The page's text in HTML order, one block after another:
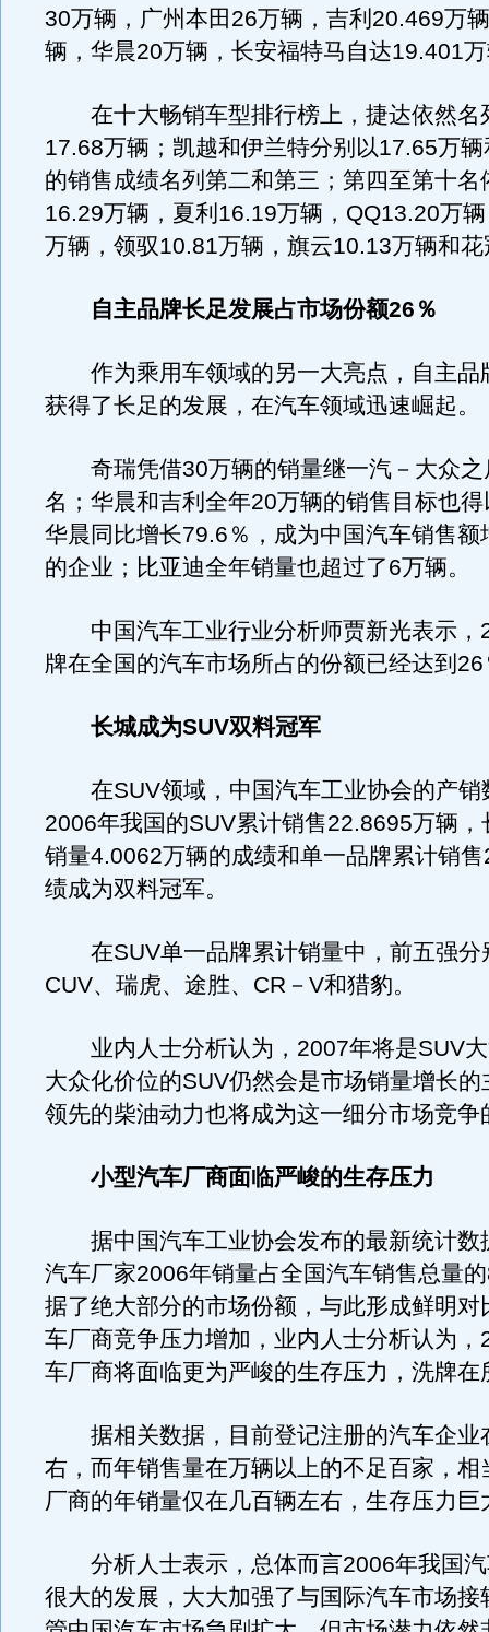
30万辆，广州本田26万辆，吉利20.469万
辆，华晨20万辆，长安福特马自达19.401
在十大畅销车型排行榜上，捷达依然名
17.68万辆；凯越和伊兰特分别以17.65万
的销售成绩名列第二和第三；第四至第十名
16.29万辆，夏利16.19万辆，QQ13.20万
万辆，领驭10.81万辆，旗云10.13万辆和
自主品牌长足发展占市场份额26％
作为乘用车领域的另一大亮点，自主品
获得了长足的发展，在汽车领域迅速崛起。
奇瑞凭借30万辆的销量继一汽－大众之
名；华晨和吉利全年20万辆的销售目标也
华晨同比增长79.6％，成为中国汽车销售额
的企业；比亚迪全年销量也超过了6万辆。
中国汽车工业行业分析师贾新光表示，
牌在全国的汽车市场所占的份额已经达到26
长城成为SUV双料冠军
在SUV领域，中国汽车工业协会的产销
2006年我国的SUV累计销售22.8695万辆，
销量4.0062万辆的成绩和单一品牌累计销
绩成为双料冠军。
在SUV单一品牌累计销量中，前五强分
CUV、瑞虎、途胜、CR－V和猎豹。
业内人士分析认为，2007年将是SUV大
大众化价位的SUV仍然会是市场销量增长
领先的柴油动力也将成为这一细分市场竞争
小型汽车厂商面临严峻的生存压力
据中国汽车工业协会发布的最新统计数
汽车厂家2006年销量占全国汽车销售总量
据了绝大部分的市场份额，与此形成鲜明对
车厂商竞争压力增加，业内人士分析认为
车厂商将面临更为严峻的生存压力，洗牌在
据相关数据，目前登记注册的汽车企业
右，而年销售量在万辆以上的不足百家，相
厂商的年销量仅在几百辆左右，生存压力巨
分析人士表示，总体而言2006年我国汽
很大的发展，大大加强了与国际汽车市场接